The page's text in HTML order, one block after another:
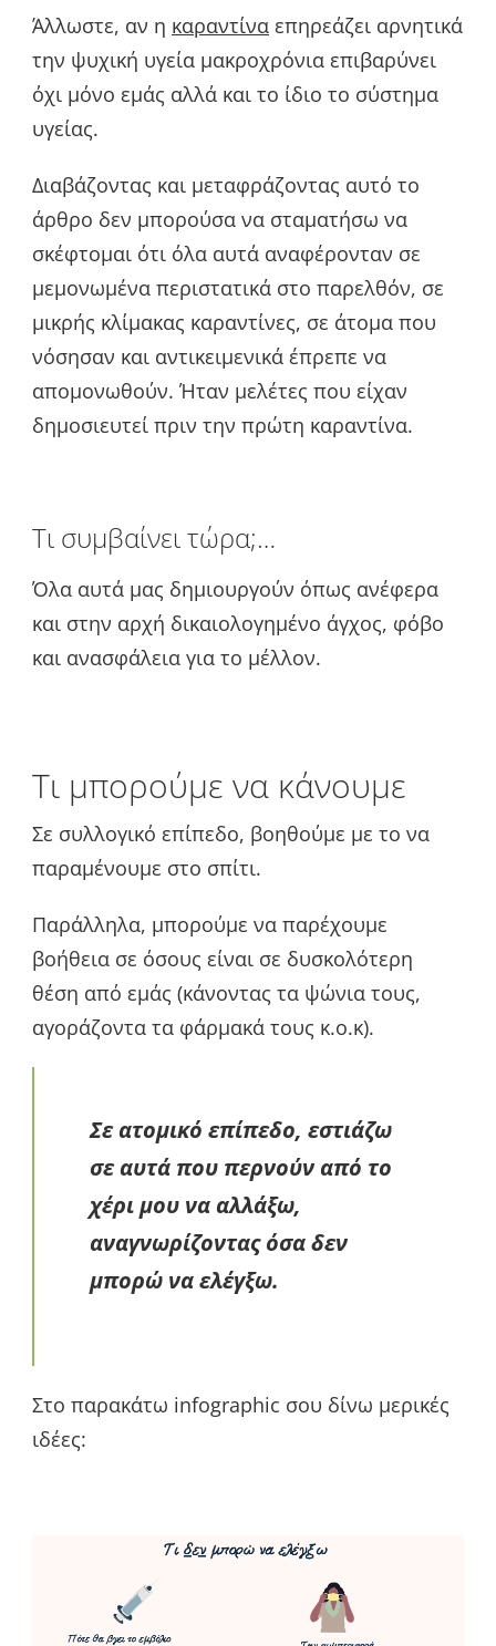
Άλλωστε, αν η καραντίνα επηρεάζει αρνητικά
την ψυχική υγεία μακροχρόνια επιβαρύνει
όχι μόνο εμάς αλλά και το ίδιο το σύστημα
υγείας.
Διαβάζοντας και μεταφράζοντας αυτό το
άρθρο δεν μπορούσα να σταματήσω να
σκέφτομαι ότι όλα αυτά αναφέρονταν σε
μεμονωμένα περιστατικά στο παρελθόν, σε
μικρής κλίμακας καραντίνες, σε άτομα που
νόσησαν και αντικειμενικά έπρεπε να
απομονωθούν. Ήταν μελέτες που είχαν
δημοσιευτεί πριν την πρώτη καραντίνα.
Τι συμβαίνει τώρα;…
Όλα αυτά μας δημιουργούν όπως ανέφερα
και στην αρχή δικαιολογημένο άγχος, φόβο
και ανασφάλεια για το μέλλον.
Τι μπορούμε να κάνουμε
Σε συλλογικό επίπεδο, βοηθούμε με το να
παραμένουμε στο σπίτι.
Παράλληλα, μπορούμε να παρέχουμε
βοήθεια σε όσους είναι σε δυσκολότερη
θέση από εμάς (κάνοντας τα ψώνια τους,
αγοράζοντα τα φάρμακά τους κ.ο.κ).
Σε ατομικό επίπεδο, εστιάζω
σε αυτά που περνούν από το
χέρι μου να αλλάξω,
αναγνωρίζοντας όσα δεν
μπορώ να ελέγξω.
Στο παρακάτω infographic σου δίνω μερικές
ιδέες: